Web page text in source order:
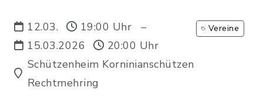
12.03. 19:00 Uhr
–
15.03.2026
20:00 Uhr
Schützenheim Korninianschützen
Rechtmehring
Vereine